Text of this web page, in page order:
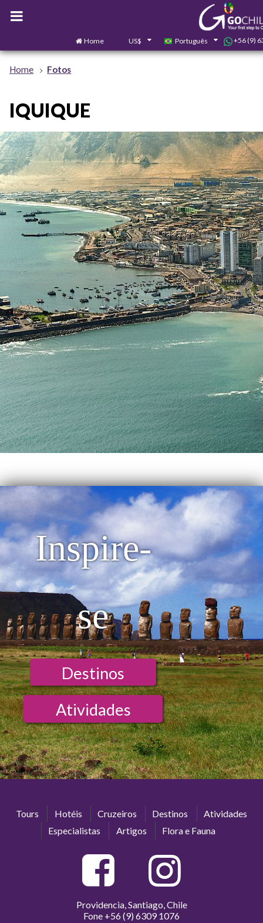
Home US$ Português +56 (9)
Home Fotos
IQUIQUE
Inspire-
se
Destinos
Atividades
Tours Hotéis Cruzeiros Destinos
Atividades
Especialistas
Artigos Flora e Fauna
Providencia, Santiago, Chile
Fone +56 (9) 6309 1076